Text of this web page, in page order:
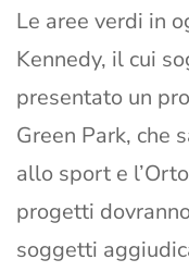
Le aree verdi in
Kennedy, il cui
presentato un
Green Park, che
allo sport e
progetti
soggetti